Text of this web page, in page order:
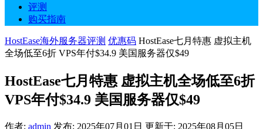
评测
购买指南
HostEase海外服务器评测 优惠码 HostEase七月特惠 虚拟主机
全场低至6折 VPS年付$34.9 美国服务器仅$49
HostEase七月特惠 虚拟主机全场低至6折
VPS年付$34.9 美国服务器仅$49
作者: admin 发布: 2025年07月01日 更新于: 2025年08月05日